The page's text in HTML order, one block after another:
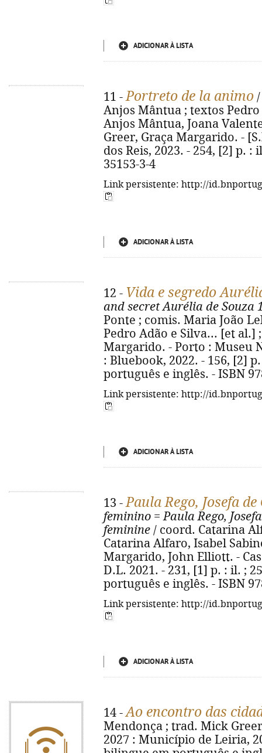
ADICIONAR À LISTA
11 -Portreto de la animo
Anjos Mântua ; textos
Anjos Mântua, Joana
Greer, Graça Margarido. -
dos Reis, 2023. - 254, [2] p. :
35153-3-4
Link persistente: http://
ADICIONAR À LISTA
12 - Vida e segredo
and secret Aurélia de Souza
Ponte ; comis. Maria João
Pedro Adão e Silva... [et al.]
Margarido. - Porto : Museu
: Bluebook, 2022. - 156, [2]
português e inglês. - ISBN
Link persistente: http://
ADICIONAR À LISTA
13 -Paula Rego, Josefa
feminino =Paula Rego,
feminine / coord. Catarina
Catarina Alfaro, Isabel
Margarido, John Elliott. -
D.L. 2021. - 231, [1] p. : il. ;
português e inglês. - ISBN
Link persistente: http://
ADICIONAR À LISTA
14 -Ao encontro das
Mendonça ; trad. Mick
2027 : Município de Leiria,